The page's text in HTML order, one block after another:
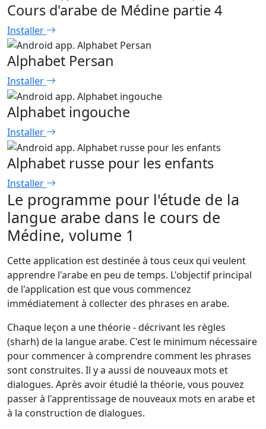
Cours d'arabe de Médine partie 4
Installer
Alphabet Persan
Installer
Alphabet ingouche
Installer
Alphabet russe pour les enfants
Installer
Le programme pour l'étude de la
langue arabe dans le cours de
Médine, volume 1
Cette application est destinée à tous ceux qui veulent
apprendre l'arabe en peu de temps. L'objectif principal
de l'application est que vous commencez
immédiatement à collecter des phrases en arabe.
Chaque leçon a une théorie - décrivant les règles
(sharh) de la langue arabe. C'est le minimum nécessaire
pour commencer à comprendre comment les phrases
sont construites. Il y a aussi de nouveaux mots et
dialogues. Après avoir étudié la théorie, vous pouvez
passer à l'apprentissage de nouveaux mots en arabe et
à la construction de dialogues.